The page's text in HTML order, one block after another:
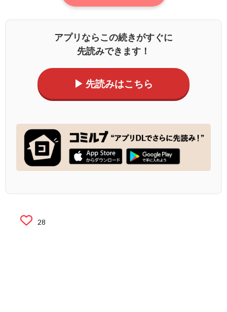
アプリならこの続きがすぐに
先読みできます！
▶ 先読みはこちら
28